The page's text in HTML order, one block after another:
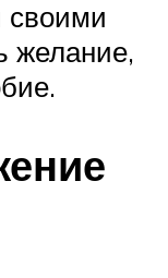
своими
желание,